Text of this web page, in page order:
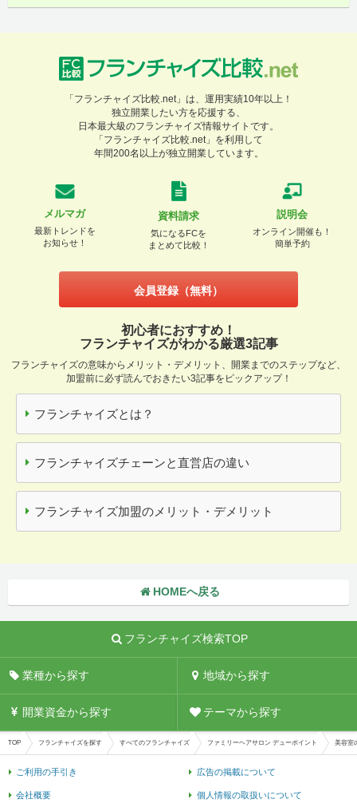
「フランチャイズ比較.net」は、運用実績10年以上！
独立開業したい方を応援する、
日本最大級のフランチャイズ情報サイトです。
「フランチャイズ比較.net」を利用して
年間200名以上が独立開業しています。
メルマガ
最新トレンドを
お知らせ！
資料請求
気になるFCを
まとめて比較！
説明会
オンライン開催も！
簡単予約
会員登録（無料）
初心者におすすめ！
フランチャイズがわかる厳選3記事
フランチャイズの意味からメリット・デメリット、開業までのステップなど、
加盟前に必ず読んでおきたい3記事をピックアップ！
フランチャイズとは？
フランチャイズチェーンと直営店の違い
フランチャイズ加盟のメリット・デメリット
HOMEへ戻る
フランチャイズ検索TOP
業種から探す 地域から探す
開業資金から探す テーマから探す
TOP フランチャイズを探す すべてのフランチャイズ ファミリーヘアサロン デューポイント 美容室
ご利用の手引き 広告の掲載について
会社概要 個人情報の取扱いについて